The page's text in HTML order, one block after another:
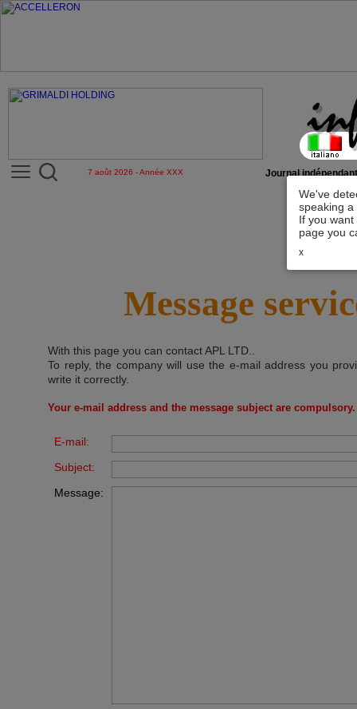
We've
speaking
If you
page you
x
7 août 2026 - Année XXX Journal
Message
With this page you can contactAPL LTD.
To reply, the company will use the e-mail address you
write it correctly.
Your e-mail address and the message subject are compulsory.
E-mail:
Subject:
Message: